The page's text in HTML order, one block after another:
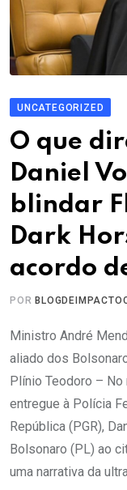
UNCATEGORIZED
O que
Daniel
blindar
Dark
acordo
POR
Ministro André
aliado dos
Plínio Teodoro –
entregue à Polícia
República (PGR),
Bolsonaro (PL) ao
uma narrativa da